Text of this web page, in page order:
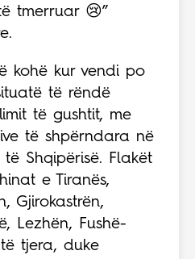
tmerruar 😢”
kohë kur vendi po
të rëndë
të gushtit, me
të shpërndara në
Shqipërisë. Flakët
e Tiranës,
Gjirokastrën,
Lezhën, Fushë-
tjera, duke